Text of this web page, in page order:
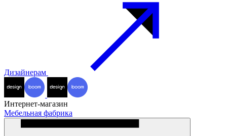
Дизайнерам
Интернет-магазин
Мебельная фабрика